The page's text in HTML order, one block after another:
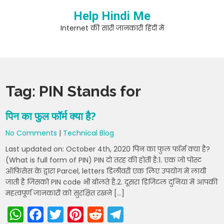
Help Hindi Me
Internet की सारी जानकारी हिंदी में
Tag: PIN Stands for
पिन का फुल फॉर्म क्या है?
No Comments | Technical Blog
Last updated on: October 4th, 2020 पिन का फुल फॉर्म क्या है?
(What is full form of PIN) PIN दो तरह की होती है:1. एक जो पोस्ट
ऑफिसेस के द्वारा Parcel, letters डिलीवरी एक लिए उपयोग में लायी
जाती है जिसको PIN code भी बोलते है.2. दूसरा डिजिटल दुनिया में आपकी
महत्वपूर्ण जानकारी को सुरक्षित रखने […]
W F T Pi R